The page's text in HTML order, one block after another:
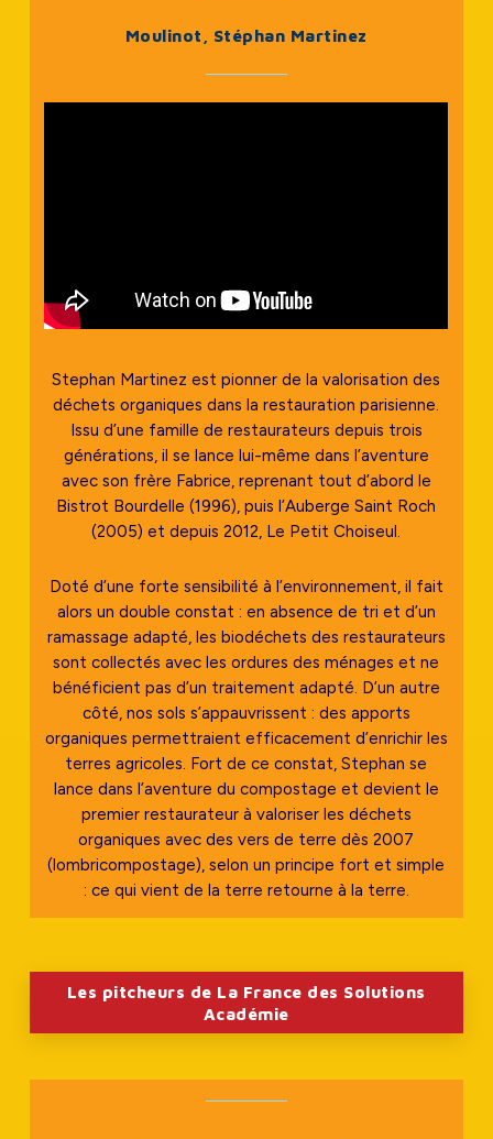
Moulinot, Stéphan Martinez
Stephan Martinez est pionner de la valorisation des
déchets organiques dans la restauration parisienne.
Issu d’une famille de restaurateurs depuis trois
générations, il se lance lui-même dans l’aventure
avec son frère Fabrice, reprenant tout d’abord le
Bistrot Bourdelle (1996), puis l’Auberge Saint Roch
(2005) et depuis 2012, Le Petit Choiseul.
Doté d’une forte sensibilité à l’environnement, il fait
alors un double constat : en absence de tri et d’un
ramassage adapté, les biodéchets des restaurateurs
sont collectés avec les ordures des ménages et ne
bénéficient pas d’un traitement adapté. D’un autre
côté, nos sols s’appauvrissent : des apports
organiques permettraient efficacement d’enrichir les
terres agricoles. Fort de ce constat, Stephan se
lance dans l’aventure du compostage et devient le
premier restaurateur à valoriser les déchets
organiques avec des vers de terre dès 2007
(lombricompostage), selon un principe fort et simple
: ce qui vient de la terre retourne à la terre.
Les pitcheurs de La France des Solutions
Académie